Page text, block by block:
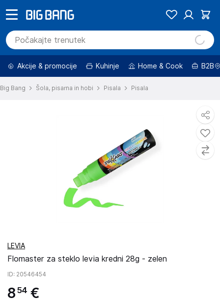
Akcije & promocije Kuhinje Home & Cook B2B
Big Bang Šola, pisarna in hobi Pisala Pisala
LEVIA
Flomaster za steklo levia kredni 28g - zelen
ID: 20546454
8 54 €